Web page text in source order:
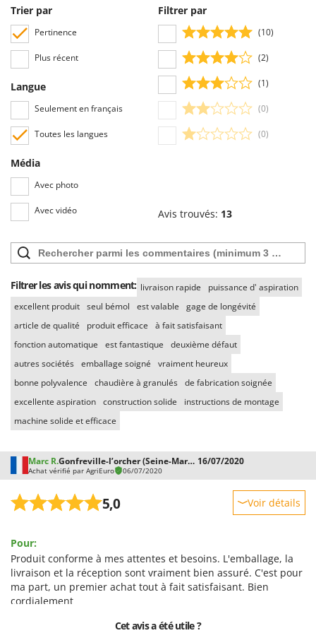
Stiga
Stocker
Sunseeker
T
Tecla
TecnoGen
Tellarini Pompe
Tornado
Tre Spade
Trev - Abrek - TecnoVIR
Trotec
Troy-Bilt
U
Udor
Unger
V
Verdemax
Vesco
Volpi
W
Waldner
WIDU
Wiper EcoRobot
Wolf Garten
Trier par
Pertinence
Plus récent
Langue
Seulement en français
Toutes les langues
Média
Avec photo
Avec vidéo
Filtrer par
(10)
(2)
(1)
(0)
(0)
Avis trouvés: 13
Filtrer les avis qui nomment: livraison rapide
puissance d' aspiration
excellent produit seul bémol est valable
gage de longévité
article de qualité
produit efficace
à fait satisfaisant
fonction automatique
est fantastique
deuxième défaut
autres sociétés emballage soigné
vraiment heureux
bonne polyvalence
chaudière à granulés de fabrication soignée
excellente aspiration construction solide
instructions de montage
machine solide et efficace
Marc R. Gonfreville-l’orcher (Seine-Maritime) 16/07/2020
Achat vérifié par AgriEuro 06/07/2020
5,0 Voir détails
Prestations
Facilité d'utilisation
Qualité / Prix
Facilité de montage
Pour:
Produit conforme à mes attentes et besoins. L'emballage, la
livraison et la réception sont vraiment bien assuré. C'est pour
ma part, un premier achat tout à fait satisfaisant. Bien
cordialement
Cet avis a été utile ?